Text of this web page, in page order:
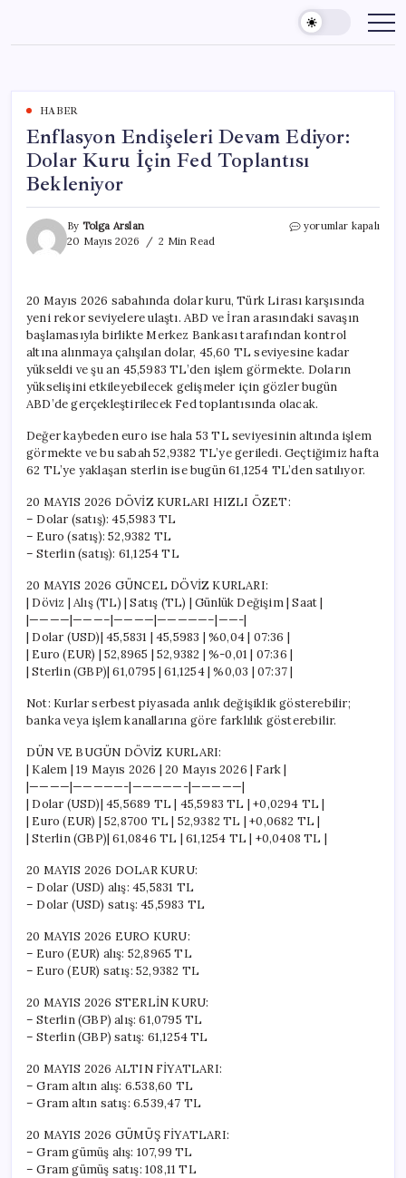
content
HABER
Enflasyon Endişeleri Devam Ediyor:
Dolar Kuru İçin Fed Toplantısı
Bekleniyor
By Tolga Arslan
20 Mayıs 2026
2 Min Read
Enflasyon
Kuru
İçin
Fed
Toplantısı
Bekleniyor
için
yorumlar kapalı
20 Mayıs 2026 sabahında dolar kuru, Türk Lirası karşısında
yeni rekor seviyelere ulaştı. ABD ve İran arasındaki savaşın
başlamasıyla birlikte Merkez Bankası tarafından kontrol
altına alınmaya çalışılan dolar, 45,60 TL seviyesine kadar
yükseldi ve şu an 45,5983 TL’den işlem görmekte. Doların
yükselişini etkileyebilecek gelişmeler için gözler bugün
ABD’de gerçekleştirilecek Fed toplantısında olacak.
Değer kaybeden euro ise hala 53 TL seviyesinin altında işlem
görmekte ve bu sabah 52,9382 TL’ye geriledi. Geçtiğimiz hafta
62 TL’ye yaklaşan sterlin ise bugün 61,1254 TL’den satılıyor.
20 MAYIS 2026 DÖVİZ KURLARI HIZLI ÖZET:
– Dolar (satış): 45,5983 TL
– Euro (satış): 52,9382 TL
– Sterlin (satış): 61,1254 TL
20 MAYIS 2026 GÜNCEL DÖVİZ KURLARI:
| Döviz | Alış (TL) | Satış (TL) | Günlük Değişim | Saat |
|————|———–|————|—————–|——-|
| Dolar (USD)| 45,5831 | 45,5983 | %0,04 | 07:36 |
| Euro (EUR) | 52,8965 | 52,9382 | %-0,01 | 07:36 |
| Sterlin (GBP)| 61,0795 | 61,1254 | %0,03 | 07:37 |
Not: Kurlar serbest piyasada anlık değişiklik gösterebilir;
banka veya işlem kanallarına göre farklılık gösterebilir.
DÜN VE BUGÜN DÖVİZ KURLARI:
| Kalem | 19 Mayıs 2026 | 20 Mayıs 2026 | Fark |
|————|—————-|—————-|—————|
| Dolar (USD)| 45,5689 TL | 45,5983 TL | +0,0294 TL |
| Euro (EUR) | 52,8700 TL | 52,9382 TL | +0,0682 TL |
| Sterlin (GBP)| 61,0846 TL | 61,1254 TL | +0,0408 TL |
20 MAYIS 2026 DOLAR KURU:
– Dolar (USD) alış: 45,5831 TL
– Dolar (USD) satış: 45,5983 TL
20 MAYIS 2026 EURO KURU:
– Euro (EUR) alış: 52,8965 TL
– Euro (EUR) satış: 52,9382 TL
20 MAYIS 2026 STERLİN KURU:
– Sterlin (GBP) alış: 61,0795 TL
– Sterlin (GBP) satış: 61,1254 TL
20 MAYIS 2026 ALTIN FİYATLARI:
– Gram altın alış: 6.538,60 TL
– Gram altın satış: 6.539,47 TL
20 MAYIS 2026 GÜMÜŞ FİYATLARI:
– Gram gümüş alış: 107,99 TL
– Gram gümüş satış: 108,11 TL